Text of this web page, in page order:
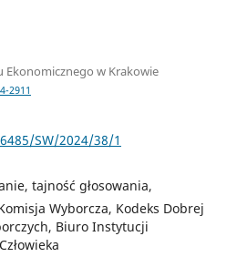
w Krakowie
2911
SW/2024/38/1
tajność głosowania,
Wyborcza, Kodeks Dobrej
Biuro Instytucji